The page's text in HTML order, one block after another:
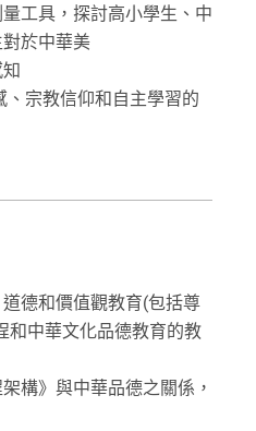
工具，探討高小學生、中
對於中華美
教信仰和自主學習的
德和價值觀教育(包括尊
和中華文化品德教育的教
構》與中華品德之關係，